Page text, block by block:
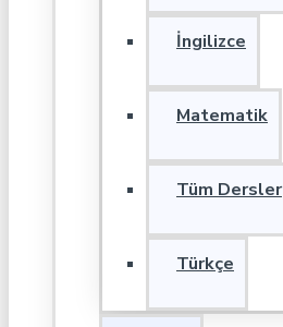
İngilizce
Matematik
Tüm Dersler
Türkçe